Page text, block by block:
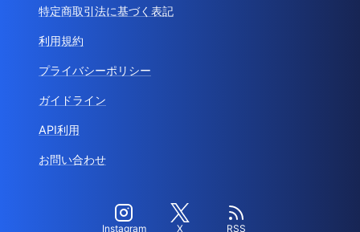
特定商取引法に基づく表記
利用規約
プライバシーポリシー
ガイドライン
API利用
お問い合わせ
Instagram X RSS